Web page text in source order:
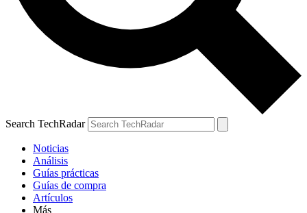
Search TechRadar
Noticias
Análisis
Guías prácticas
Guías de compra
Artículos
Más